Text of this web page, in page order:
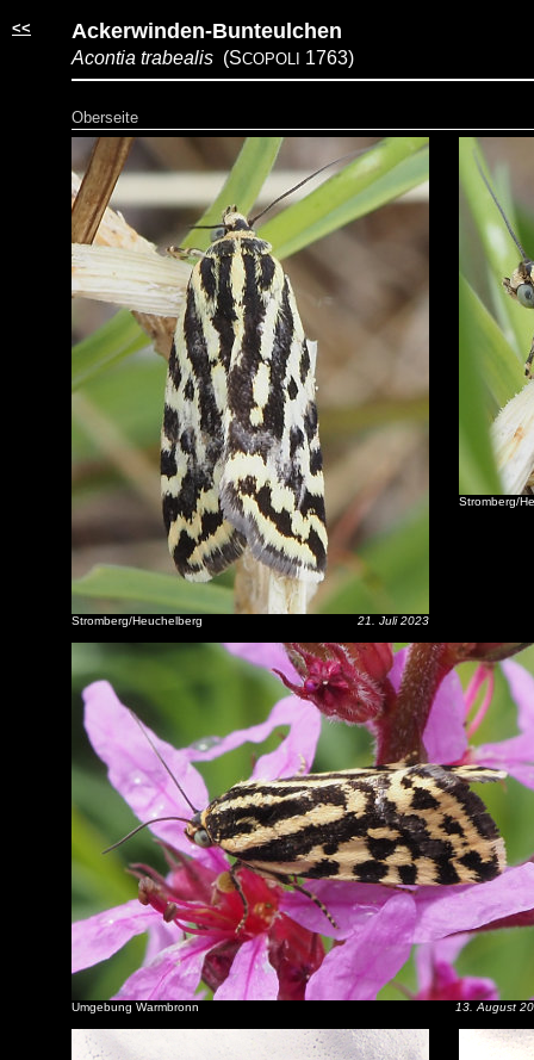
<< Ackerwinden-Bunteulchen
Acontia trabealis (SCOPOLI 1763)
Oberseite
Stromberg/
Stromberg/Heuchelberg 21. Juli 2023
Umgebung Warmbronn 13. August